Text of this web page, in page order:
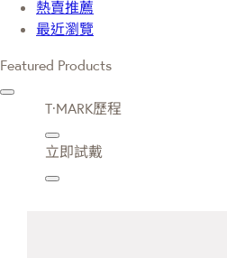
熱賣推薦
最近瀏覽
Featured Products
T·MARK歷程
立即試戴